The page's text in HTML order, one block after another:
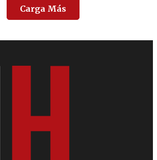
Carga Más